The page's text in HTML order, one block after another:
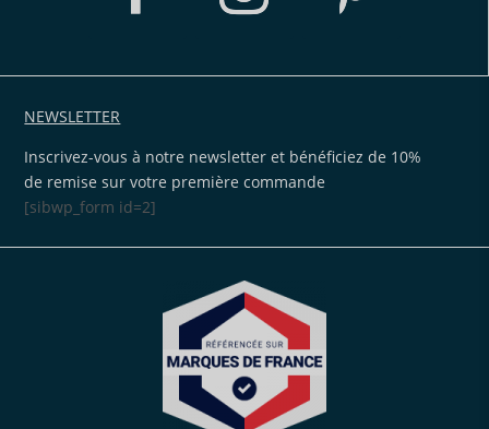
NEWSLETTER
Inscrivez-vous à notre newsletter et bénéficiez de 10%
de remise sur votre première commande
[sibwp_form id=2]